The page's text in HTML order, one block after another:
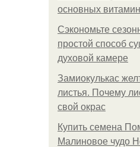
основных
Сэкономьте
простой способ
духовой камере
Замиокулькас
листья. Почему
свой окрас
Купить семена
Малиновое чудо